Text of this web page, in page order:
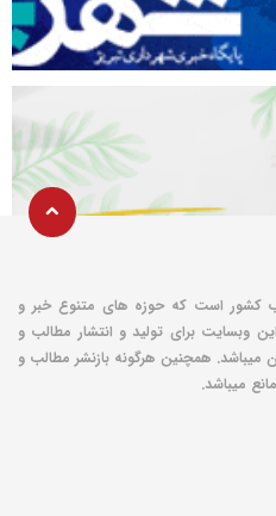
کشور است که حوزه های متنوع خبر و
وبسایت برای تولید و انتشار مطالب و
میباشد. همچنین هرگونه بازنشر مطالب و
میباشد.